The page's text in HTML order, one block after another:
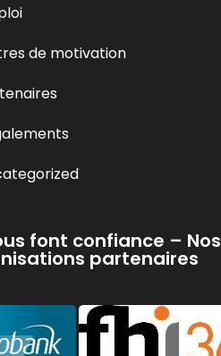
de motivation
font confiance – Nos
partenaires